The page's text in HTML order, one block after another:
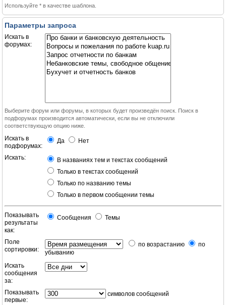
Используйте * в качестве шаблона.
Параметры запроса
Искать в
форумах:
Выберите форум или форумы, в которых будет произведён поиск. Поиск в
подфорумах производится автоматически, если вы не отключили
соответствующую опцию ниже.
Искать в
подфорумах:
Да Нет
Искать:
В названиях тем и текстах сообщений
Только в текстах сообщений
Только по названию темы
Только в первом сообщении темы
Показывать
результаты
как:
Сообщения Темы
Поле
сортировки:
по возрастанию
по
убыванию
Искать
сообщения
за:
Показывать
первые:
символов сообщений